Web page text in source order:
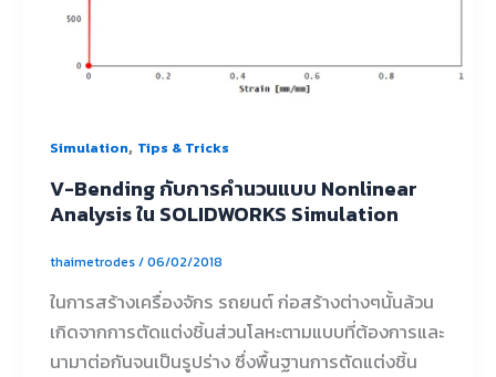
Simulation, Tips & Tricks
V-Bending กับการคำนวนแบบ Nonlinear
Analysis ใน SOLIDWORKS Simulation
thaimetrodes/06/02/2018
ในการสร้างเครื่องจักร รถยนต์ ก่อสร้างต่างๆนั้นล้วน
เกิดจากการตัดแต่งชิ้นส่วนโลหะตามแบบที่ต้องการและ
นามาต่อกันจนเป็นรูปร่าง ซึ่งพื้นฐานการตัดแต่งชิ้น